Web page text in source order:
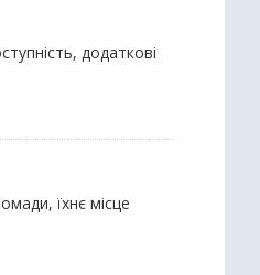
додаткові
їхнє місце